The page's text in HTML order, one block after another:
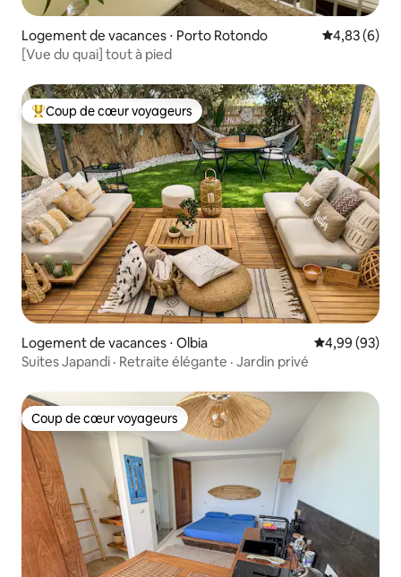
Logement de vacances ⋅ Porto Rotondo Évaluation
4,83 (6)
[Vue du quai] tout à pied
Coups de cœur voyageurs les plus appréciés
Coup de cœur voyageurs
Logement de vacances ⋅ Olbia Évaluation
4,99 (93)
Suites Japandi · Retraite élégante · Jardin privé
Coup de cœur voyageurs
Coup de cœur voyageurs